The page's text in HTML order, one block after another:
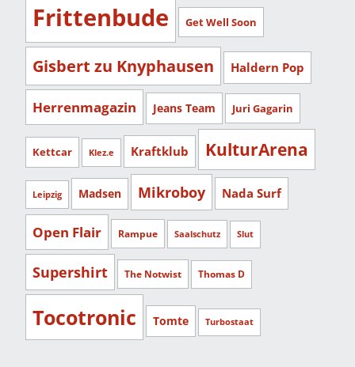
Frittenbude Get Well Soon
Gisbert zu Knyphausen Haldern Pop
Herrenmagazin Jeans Team Juri Gagarin
Kettcar Klez.e Kraftklub KulturArena
Leipzig Madsen Mikroboy Nada Surf
Open Flair Rampue Saalschutz Slut
Supershirt The Notwist Thomas D
Tocotronic Tomte Turbostaat